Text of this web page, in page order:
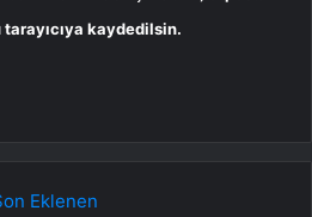
kaydedilsin.
Eklenen